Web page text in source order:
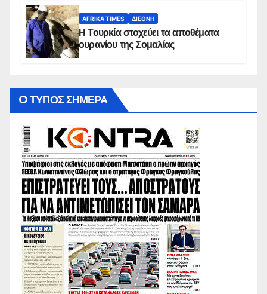
AFRIKA TIMES ΔΙΕΘΝΉ
Η Τουρκία στοχεύει τα αποθέματα
ουρανίου της Σομαλίας
O ΤΥΠΟΣ ΣΗΜΕΡΑ